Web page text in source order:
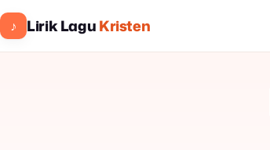
♪ Lirik LaguKristen